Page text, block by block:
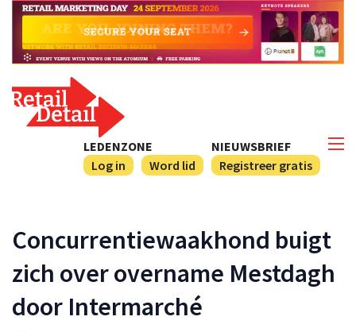
NIEUWSBRIEF
Registreer gratis
LEDENZONE
Log in
Word lid
Concurrentiewaakhond buigt
zich over overname Mestdagh
door Intermarché